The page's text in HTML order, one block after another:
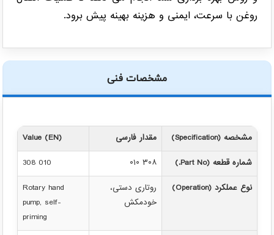
روغن با سرعت، ایمنی و هزینه بهینه پیش برود.
مشخصات فنی
مشخصه (Specification) مقدار فارسی
Value (EN)
شماره قطعه (Part No.)
۳۰۸ ۰۱۰
308 010
نوع عملکرد (Operation)
روتاری دستی،
خودمکش
Rotary hand
pump, self-
priming